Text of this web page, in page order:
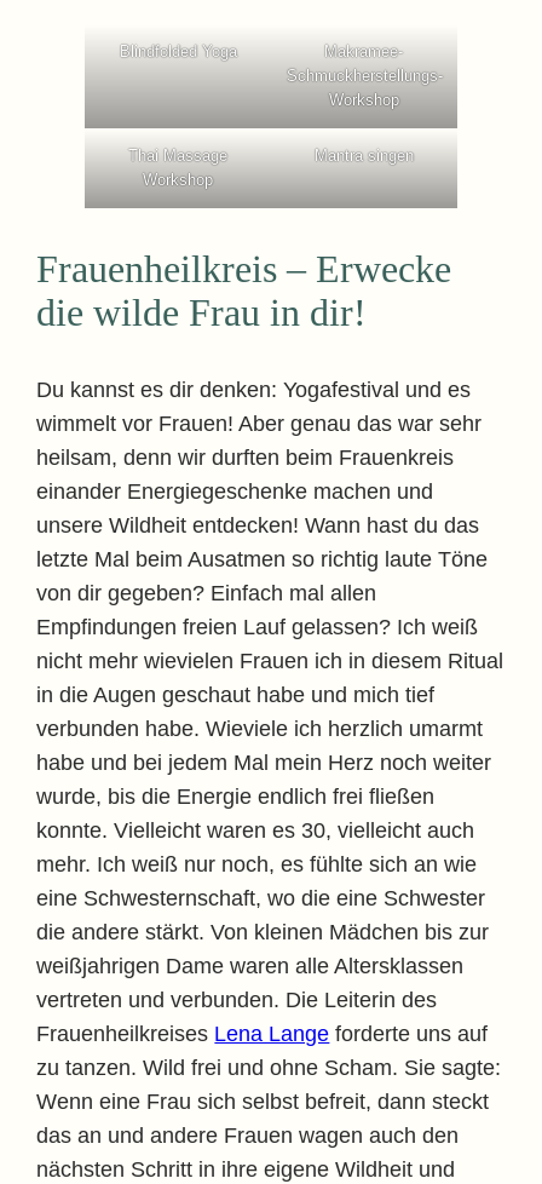
Blindfolded Yoga
Makramee-
Schmuckherstellungs-
Workshop
Thai Massage
Workshop
Mantra singen
Frauenheilkreis – Erwecke
die wilde Frau in dir!
Du kannst es dir denken: Yogafestival und es
wimmelt vor Frauen! Aber genau das war sehr
heilsam, denn wir durften beim Frauenkreis
einander Energiegeschenke machen und
unsere Wildheit entdecken! Wann hast du das
letzte Mal beim Ausatmen so richtig laute Töne
von dir gegeben? Einfach mal allen
Empfindungen freien Lauf gelassen? Ich weiß
nicht mehr wievielen Frauen ich in diesem Ritual
in die Augen geschaut habe und mich tief
verbunden habe. Wieviele ich herzlich umarmt
habe und bei jedem Mal mein Herz noch weiter
wurde, bis die Energie endlich frei fließen
konnte. Vielleicht waren es 30, vielleicht auch
mehr. Ich weiß nur noch, es fühlte sich an wie
eine Schwesternschaft, wo die eine Schwester
die andere stärkt. Von kleinen Mädchen bis zur
weißjahrigen Dame waren alle Altersklassen
vertreten und verbunden. Die Leiterin des
Frauenheilkreises Lena Lange forderte uns auf
zu tanzen. Wild frei und ohne Scham. Sie sagte:
Wenn eine Frau sich selbst befreit, dann steckt
das an und andere Frauen wagen auch den
nächsten Schritt in ihre eigene Wildheit und